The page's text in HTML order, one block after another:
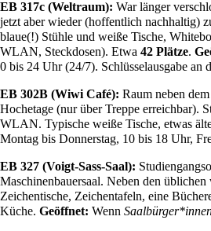
EB 317c (Weltraum): War länger
jetzt aber wieder (hoffentlich nachhaltig)
blaue(!) Stühle und weiße Tische,
WLAN, Steckdosen). Etwa 42 Plätze.
0 bis 24 Uhr (24/7). Schlüsselausgabe an
EB 302B (Wiwi Café): Raum neben
Hochetage (nur über Treppe erreichbar).
WLAN. Typische weiße Tische, etwas
Montag bis Donnerstag, 10 bis 18 Uhr,
EB 327 (Voigt-Sass-Saal):
Maschinenbauersaal. Neben den
Zeichentische, Zeichentafeln, eine
Küche. Geöffnet: Wenn